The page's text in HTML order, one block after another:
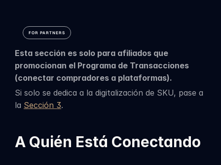
FOR PARTNERS
Esta sección es solo para afiliados que
promocionan el Programa de Transacciones
(conectar compradores a plataformas).
Si solo se dedica a la digitalización de SKU, pase a
la Sección 3.
A Quién Está Conectando